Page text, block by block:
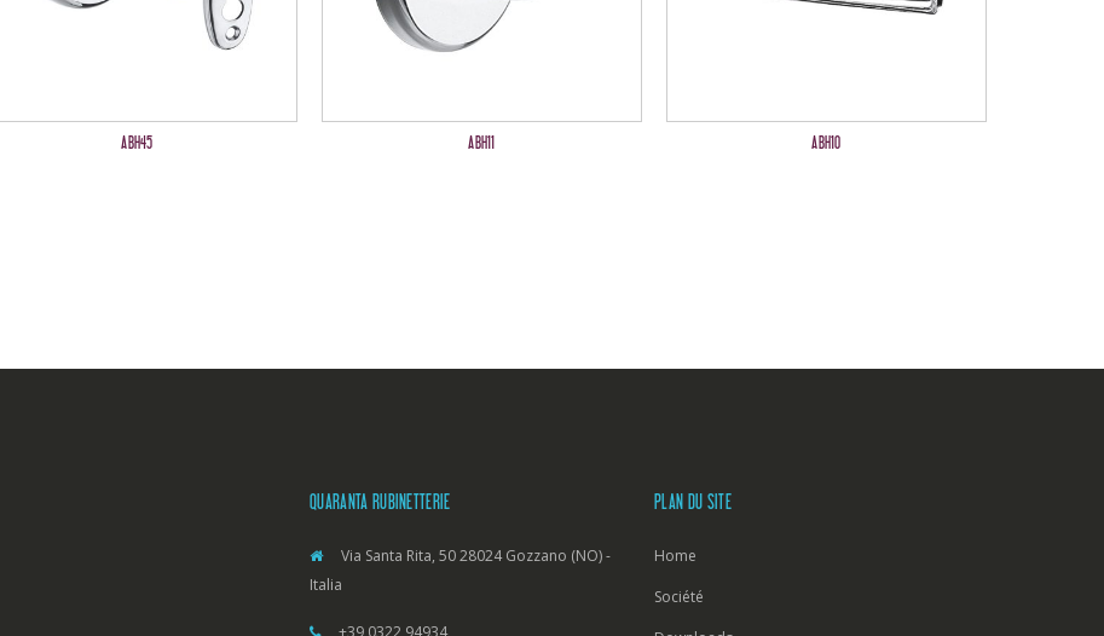
ABH45 ABH11 ABH10
QUARANTA RUBINETTERIE
Via Santa Rita, 50 28024 Gozzano (NO) -
Italia
+39 0322 94934
PLAN DU SITE
Home
Société